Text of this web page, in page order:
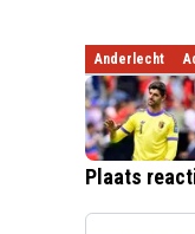
Anderlecht
Plaats